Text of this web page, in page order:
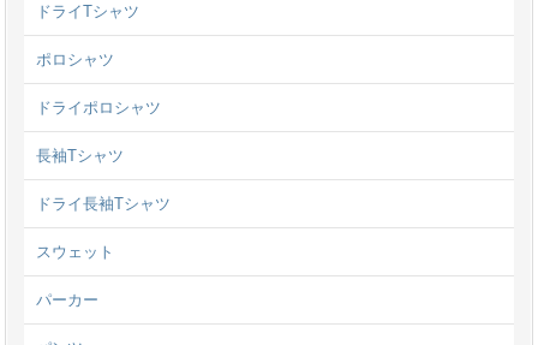
ドライTシャツ
ポロシャツ
ドライポロシャツ
長袖Tシャツ
ドライ長袖Tシャツ
スウェット
パーカー